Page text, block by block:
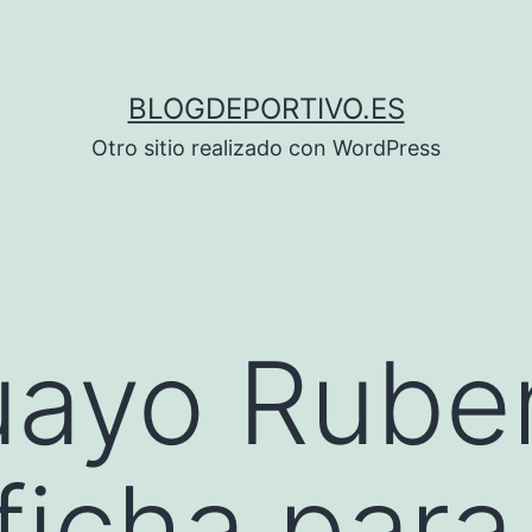
BLOGDEPORTIVO.ES
Otro sitio realizado con WordPress